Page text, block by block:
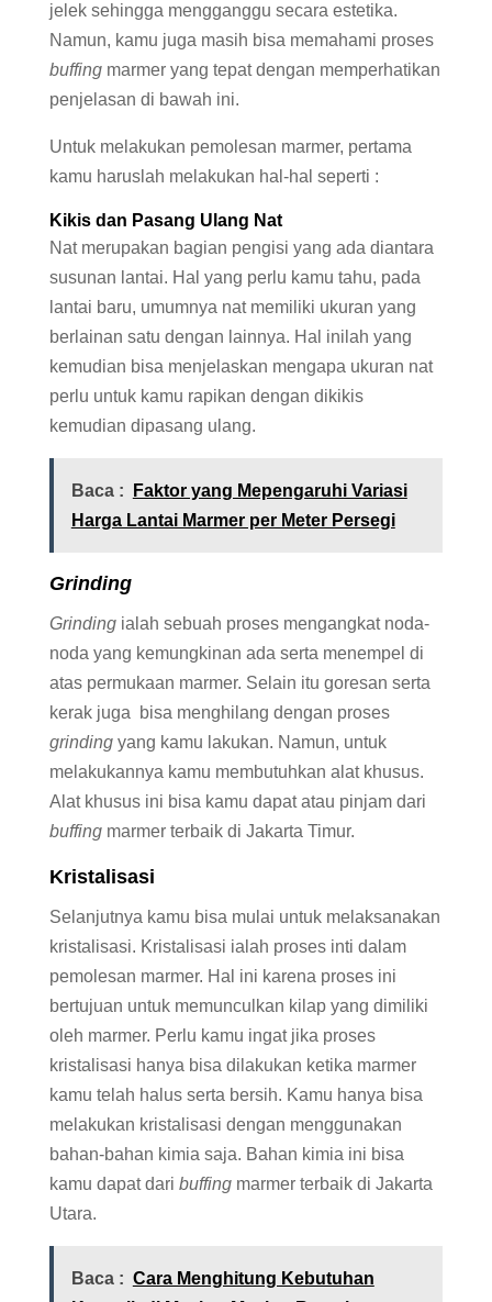
jelek sehingga mengganggu secara estetika.
Namun, kamu juga masih bisa memahami proses
buffingmarmer yang tepat dengan memperhatikan
penjelasan di bawah ini.
Untuk melakukan pemolesan marmer, pertama
kamu haruslah melakukan hal-hal seperti :
Kikis dan Pasang Ulang Nat
Nat merupakan bagian pengisi yang ada diantara
susunan lantai. Hal yang perlu kamu tahu, pada
lantai baru, umumnya nat memiliki ukuran yang
berlainan satu dengan lainnya. Hal inilah yang
kemudian bisa menjelaskan mengapa ukuran nat
perlu untuk kamu rapikan dengan dikikis
kemudian dipasang ulang.
Baca :
Faktor yang Mepengaruhi Variasi
Harga Lantai Marmer per Meter Persegi
Grinding
Grindingialah sebuah proses mengangkat noda-
noda yang kemungkinan ada serta menempel di
atas permukaan marmer. Selain itu goresan serta
kerak juga bisa menghilang dengan proses
grindingyang kamu lakukan. Namun, untuk
melakukannya kamu membutuhkan alat khusus.
Alat khusus ini bisa kamu dapat atau pinjam dari
buffingmarmer terbaik di Jakarta Timur.
Kristalisasi
Selanjutnya kamu bisa mulai untuk melaksanakan
kristalisasi. Kristalisasi ialah proses inti dalam
pemolesan marmer. Hal ini karena proses ini
bertujuan untuk memunculkan kilap yang dimiliki
oleh marmer. Perlu kamu ingat jika proses
kristalisasi hanya bisa dilakukan ketika marmer
kamu telah halus serta bersih. Kamu hanya bisa
melakukan kristalisasi dengan menggunakan
bahan-bahan kimia saja. Bahan kimia ini bisa
kamu dapat dari buffingmarmer terbaik di Jakarta
Utara.
Baca : Cara Menghitung Kebutuhan